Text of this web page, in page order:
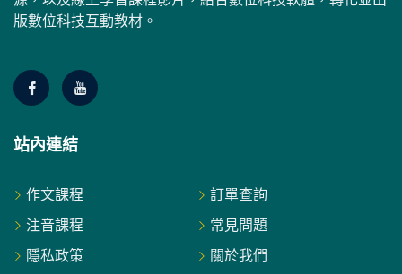
版數位科技互動教材。
站內連結
作文課程
訂單查詢
注音課程
常見問題
隱私政策
關於我們